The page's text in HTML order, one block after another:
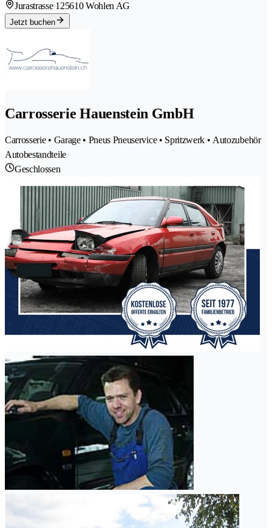
Jurastrasse 125610 Wohlen AG
Jetzt buchen
Carrosserie Hauenstein GmbH
Carrosserie • Garage • Pneus Pneuservice • Spritzwerk • Autozubehör
Autobestandteile
Geschlossen